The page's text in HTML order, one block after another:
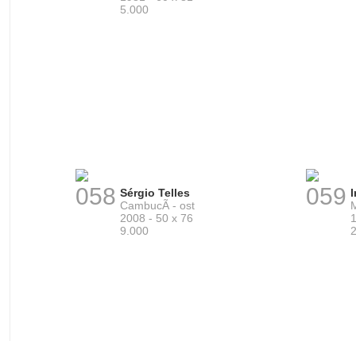
5.000
058 Sérgio Telles
CambucÃ­ - ost
2008 - 50 x 76
9.000
059